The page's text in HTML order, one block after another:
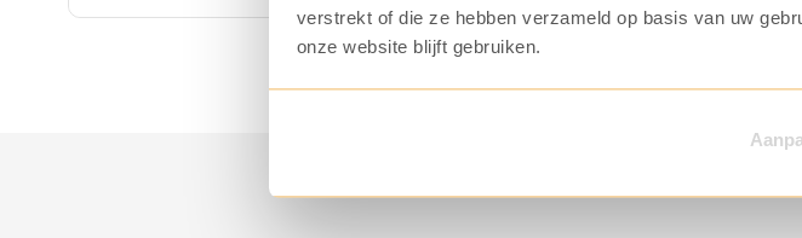
verstrekt of die ze hebben verzameld op basis van uw
onze website blijft gebruiken.